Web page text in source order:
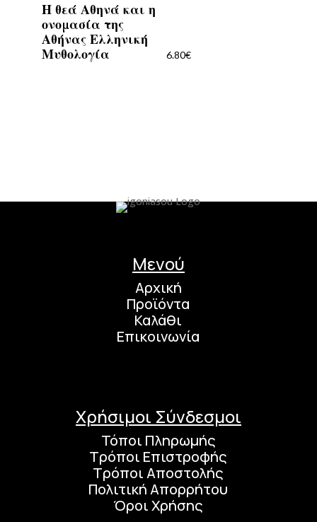
Η θεά Αθηνά και η
ονομασία της
Αθήνας Ελληνική
Μυθολογία
6.80€
Μενού
Αρχική
Προϊόντα
Καλάθι
Επικοινωνία
Χρήσιμοι Σύνδεσμοι
Τόποι Πληρωμής
Τρόποι Επιστροφής
Τρόποι Αποστολής
Πολιτική Απορρήτου
Όροι Χρήσης